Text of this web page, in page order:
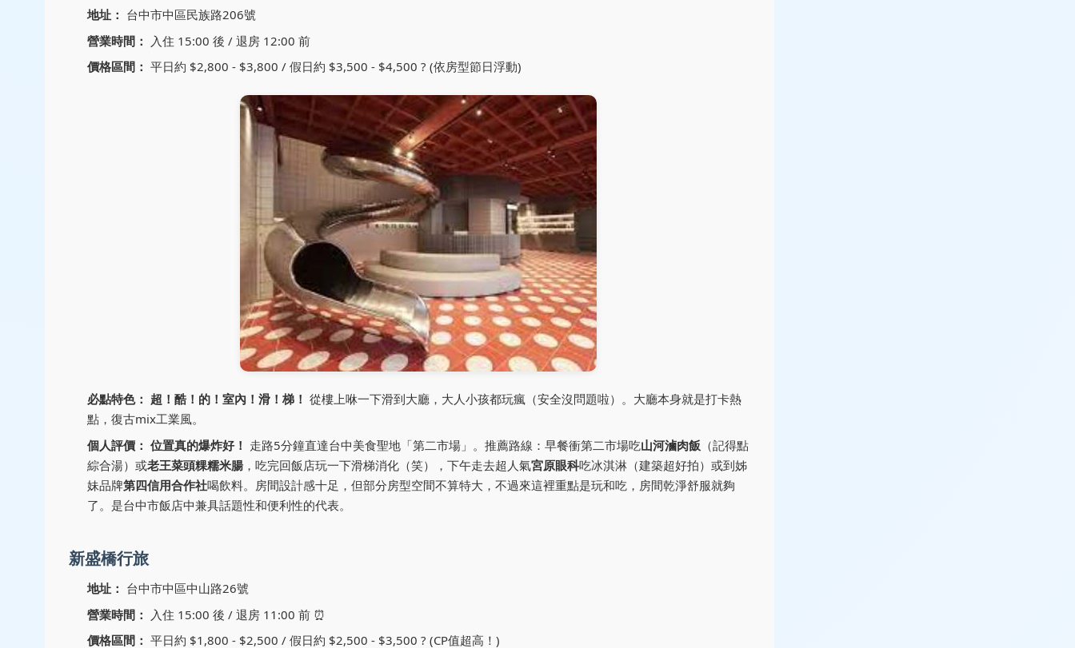
地址： 台中市中區民族路206號 ️
營業時間：
入住 15:00 後 / 退房 12:00 前
價格區間： 平日約 $2,800 - $3,800 / 假日約 $3,500 - $4,500 ? (依房型節日浮動)
必點特色： 超！酷！的！室內！滑！梯！ 從樓上咻一下滑到大廳，大人小孩都玩瘋（安全沒問題啦）。大廳本身就是打卡熱
點，復古mix工業風。
個人評價： 位置真的爆炸好！ 走路5分鐘直達台中美食聖地「第二市場」。推薦路線：早餐衝第二市場吃山河滷肉飯 （記得點
綜合湯）或老王菜頭粿糯米腸，吃完回飯店玩一下滑梯消化（笑），下午走去超人氣宮原眼科吃冰淇淋（建築超好拍）或到姊
妹品牌第四信用合作社喝飲料。房間設計感十足，但部分房型空間不算特大，不過來這裡重點是玩和吃，房間乾淨舒服就夠
了。是台中市飯店中兼具話題性和便利性的代表。
新盛橋行旅
地址： 台中市中區中山路26號 ️
營業時間：
入住 15:00 後 / 退房 11:00 前 ⏰
價格區間： 平日約 $1,800 - $2,500 / 假日約 $2,500 - $3,500 ? (CP值超高！)